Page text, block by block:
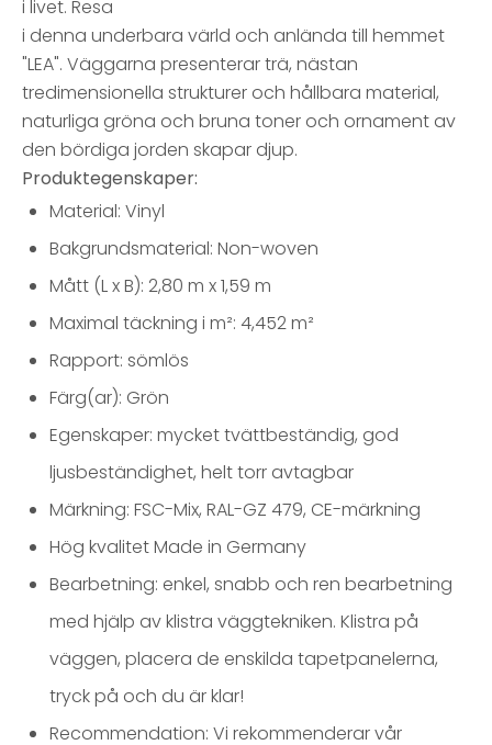
i livet. Resa
i denna underbara värld och anlända till hemmet
"LEA". Väggarna presenterar trä, nästan
tredimensionella strukturer och hållbara material,
naturliga gröna och bruna toner och ornament av
den bördiga jorden skapar djup.
Produktegenskaper:
Material: Vinyl
Bakgrundsmaterial: Non-woven
Mått (L x B): 2,80 m x 1,59 m
Maximal täckning i m²: 4,452 m²
Rapport: sömlös
Färg(ar): Grön
Egenskaper: mycket tvättbeständig, god
ljusbeständighet, helt torr avtagbar
Märkning: FSC-Mix, RAL-GZ 479, CE-märkning
Hög kvalitet Made in Germany
Bearbetning: enkel, snabb och ren bearbetning
med hjälp av klistra väggtekniken. Klistra på
väggen, placera de enskilda tapetpanelerna,
tryck på och du är klar!
Recommendation: Vi rekommenderar vår